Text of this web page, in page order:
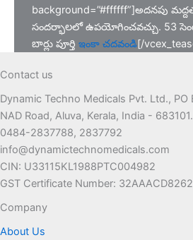
background=”#ffffff”]అదనపు
సందర్భాలలో ఉపయోగించవచ్చు. 53
బార్లు పూర్తి ఇంకా చదవండి[/
Contact us
Dynamic Techno Medicals Pvt. Ltd.,
NAD Road, Aluva, Kerala, India - 683101.
0484-2837788, 2837792
info@dynamictechnomedicals.com
CIN: U33115KL1988PTC004982
GST Certificate Number:
Company
About Us